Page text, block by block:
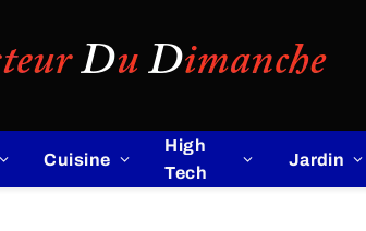
Cuisine
High
Tech
Jardin